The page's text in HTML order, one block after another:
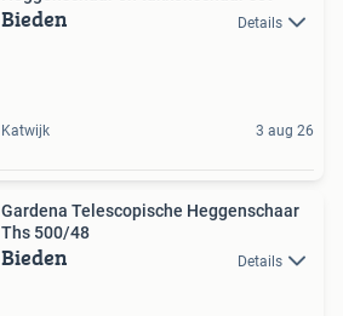
Bieden Details
Katwijk 3 aug 26
Gardena Telescopische Heggenschaar
Ths 500/48
Bieden Details